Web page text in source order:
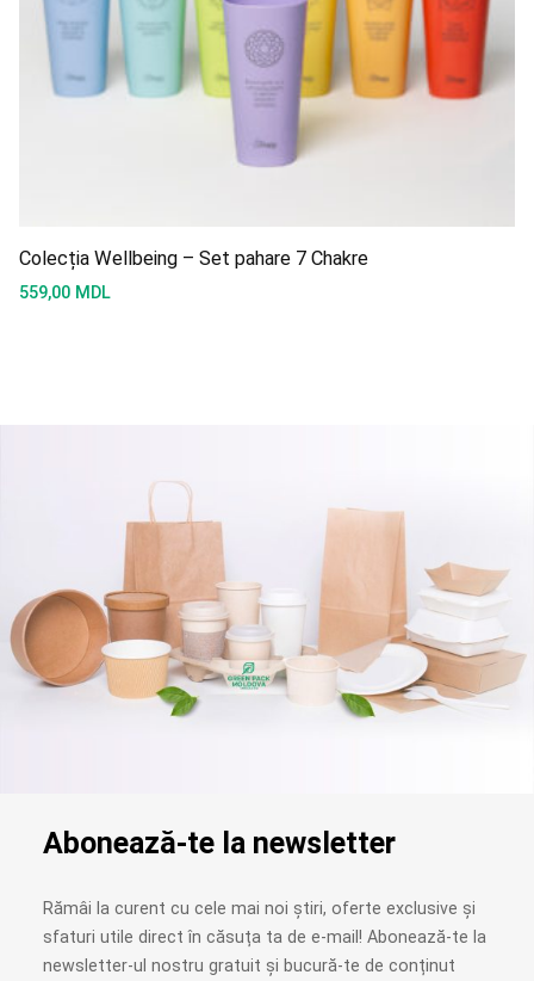
Colecția Wellbeing – Set pahare 7 Chakre
559,00 MDL
Abonează-te la newsletter
Rămâi la curent cu cele mai noi știri, oferte exclusive și
sfaturi utile direct în căsuța ta de e-mail! Abonează-te la
newsletter-ul nostru gratuit și bucură-te de conținut